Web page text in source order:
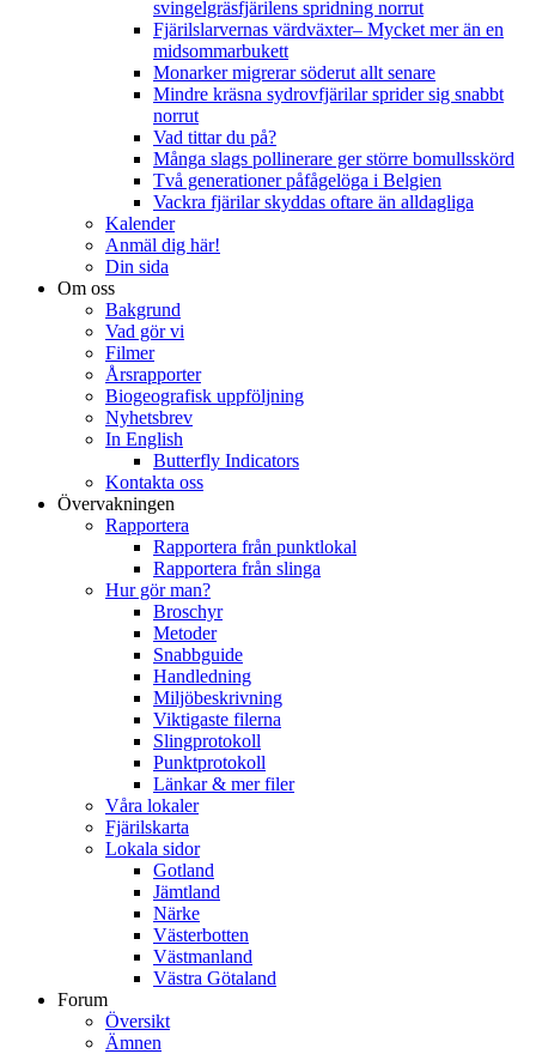
svingelgräsfjärilens spridning norrut
Fjärilslarvernas värdväxter– Mycket mer än en
midsommarbukett
Monarker migrerar söderut allt senare
Mindre kräsna sydrovfjärilar sprider sig snabbt
norrut
Vad tittar du på?
Många slags pollinerare ger större bomullsskörd
Två generationer påfågelöga i Belgien
Vackra fjärilar skyddas oftare än alldagliga
Kalender
Anmäl dig här!
Din sida
Om oss
Bakgrund
Vad gör vi
Filmer
Årsrapporter
Biogeografisk uppföljning
Nyhetsbrev
In English
Butterfly Indicators
Kontakta oss
Övervakningen
Rapportera
Rapportera från punktlokal
Rapportera från slinga
Hur gör man?
Broschyr
Metoder
Snabbguide
Handledning
Miljöbeskrivning
Viktigaste filerna
Slingprotokoll
Punktprotokoll
Länkar & mer filer
Våra lokaler
Fjärilskarta
Lokala sidor
Gotland
Jämtland
Närke
Västerbotten
Västmanland
Västra Götaland
Forum
Översikt
Ämnen